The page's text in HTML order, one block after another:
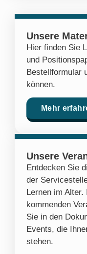
Unsere
Hier finden Sie
und
Bestellformular
können.
Mehr
Unsere
Entdecken Sie
der
Lernen im
kommenden
Sie in den
Events, die
stehen.